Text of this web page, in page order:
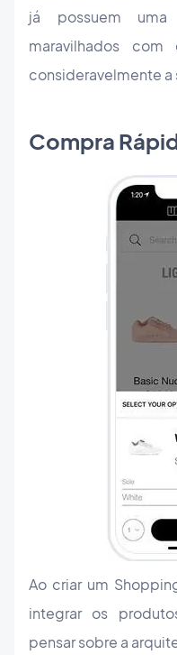
já possuem uma
maravilhados
consideravelmente a
Compra
Ao criar um
integrar os
pensar sobre a